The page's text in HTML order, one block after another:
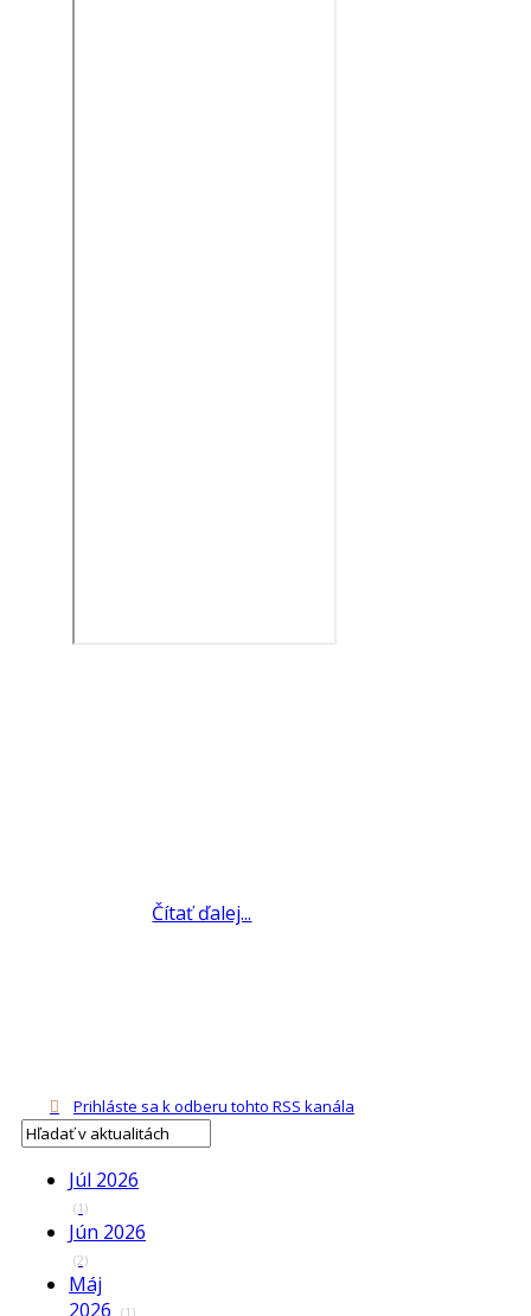
Čítať ďalej...
Prihláste sa k odberu tohto RSS kanála
Júl 2026
(1)
Jún 2026
(2)
Máj
2026 (1)